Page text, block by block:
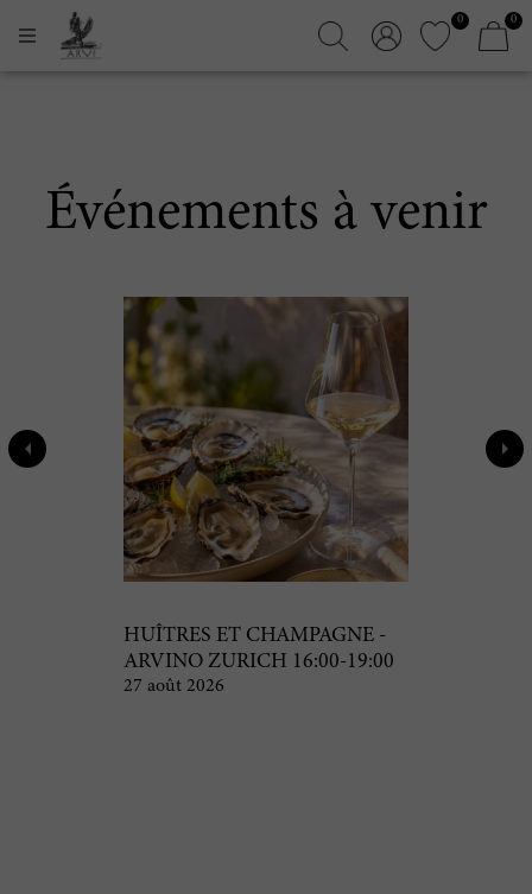
0 0
Événements à venir
HUÎTRES ET CHAMPAGNE -
ARVINO ZURICH 16:00-19:00
27 août 2026